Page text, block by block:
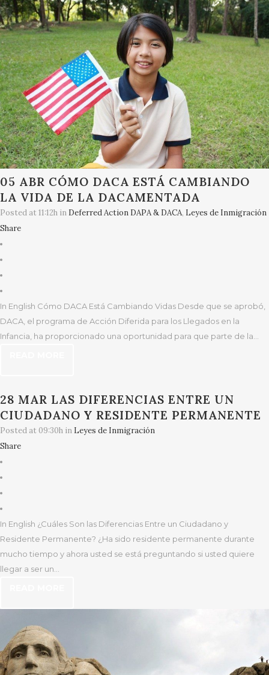
05 ABR CÓMO DACA ESTÁ CAMBIANDO
LA VIDA DE LA DACAMENTADA
Posted at 11:12h in Deferred Action DAPA & DACA, Leyes de Inmigración
Share
In English Cómo DACA Está Cambiando Vidas Desde que se aprobó,
DACA, el programa de Acción Diferida para los Llegados en la
Infancia, ha proporcionado una oportunidad para que parte de la...
28 MAR LAS DIFERENCIAS ENTRE UN
CIUDADANO Y RESIDENTE PERMANENTE
Posted at 09:30h in Leyes de Inmigración
Share
In English ¿Cuáles Son las Diferencias Entre un Ciudadano y
Residente Permanente? ¿Ha sido residente permanente durante
mucho tiempo y ahora usted se está preguntando si usted quiere
llegar a ser un...